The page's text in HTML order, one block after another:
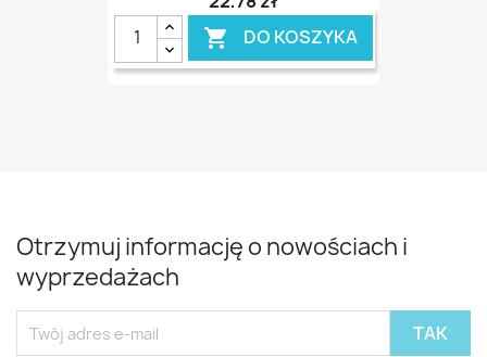
 DO KOSZYKA
Otrzymuj informację o nowościach i
wyprzedażach